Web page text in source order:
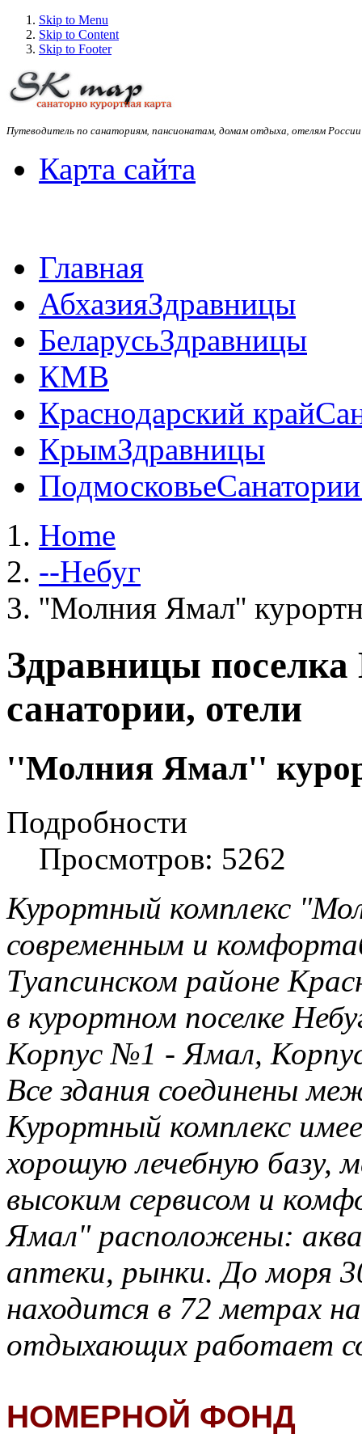
Skip to Menu
Skip to Content
Skip to Footer
Путеводитель по санаториям, пансионатам, домам отдыха, отелям
Карта сайта
Главная
АбхазияЗдравницы
БеларусьЗдравницы
КМВ
Краснодарский край
КрымЗдравницы
Подмосковье
Home
--Небуг
''Молния Ямал''
Здравницы
санатории, отели
''Молния Ямал''
Подробности
Просмотров: 5262
Курортный комплекс
современным и
Туапсинском районе
в курортном поселке
Корпус №1 - Ямал,
Все здания соединены
Курортный комплекс
хорошую лечебную базу,
высоким сервисом и
Ямал" расположены:
аптеки, рынки. До моря
находится в 72 метрах
отдыхающих работает
НОМЕРНОЙ ФОНД